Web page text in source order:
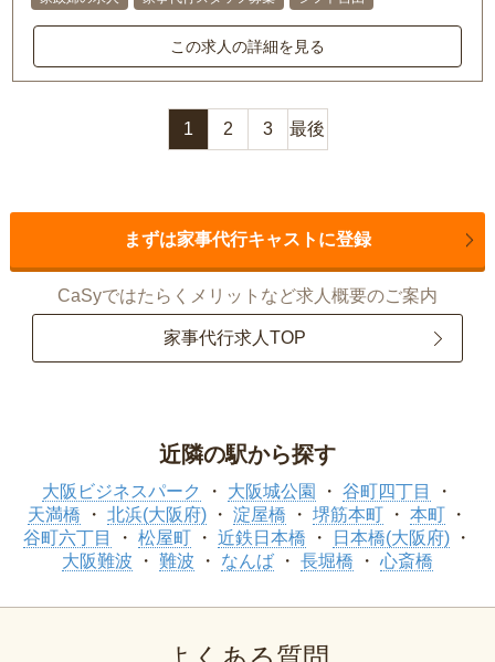
この求人の詳細を見る
1 2 3 最後
まずは家事代行キャストに登録
CaSyではたらくメリットなど求人概要のご案内
家事代行求人TOP
近隣の駅から探す
大阪ビジネスパーク 大阪城公園
谷町四丁目
天満橋
北浜(大阪府) 淀屋橋 堺筋本町
本町
谷町六丁目
松屋町 近鉄日本橋
日本橋(大阪府)
大阪難波
難波 なんば 長堀橋 心斎橋